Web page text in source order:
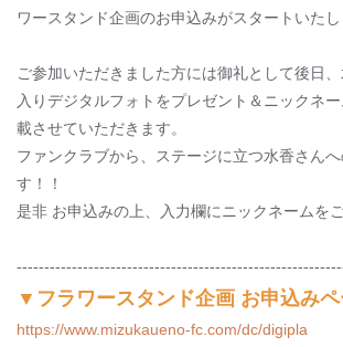
ワースタンド企画のお申込みがスタートいたし
ご参加いただきました方には御礼として後日
入りデジタルフォトをプレゼント＆ニックネ
載させていただきます。
ファンクラブから、ステージに立つ水香さん
す！！
是非 お申込みの上、入力欄にニックネームを
▼フラワースタンド企画 お申込みペ
https://www.mizukaueno-fc.com/dc/digipla